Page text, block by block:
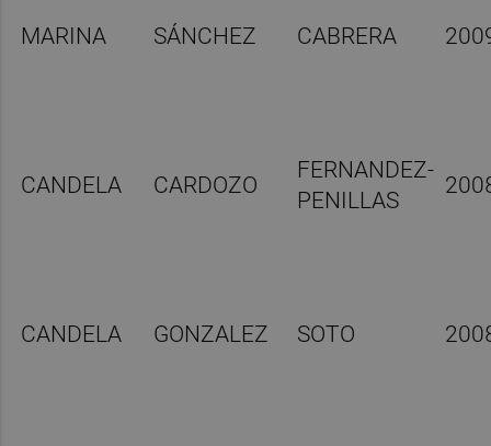
MARINA SÁNCHEZ CABRERA
CANDELA CARDOZO
FERNANDEZ-
PENILLAS
CANDELA GONZALEZ SOTO